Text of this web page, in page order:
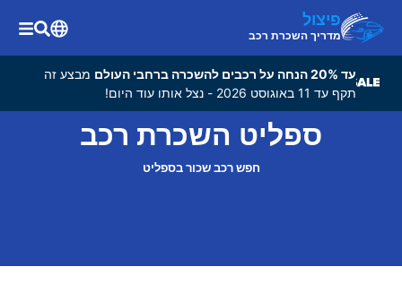
פיצול
מדריך השכרת רכב
עד 20% הנחה על רכבים להשכרה ברחבי העולם
מבצע זה
תקף עד 11 באוגוסט 2026 - נצל אותו עוד היום!
ספליט השכרת רכב
חפש רכב שכור בספליט